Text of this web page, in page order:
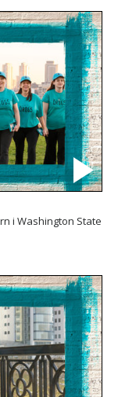
i Washington State